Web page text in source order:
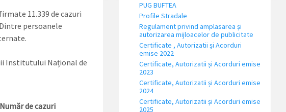
11.339 de cazuri
persoanele
Institutului Național de
Număr de cazuri
PUG BUFTEA
Profile Stradale
Regulament privind amplasarea și
autorizarea mijloacelor de publicitate
Certificate , Autorizatii și Acorduri
emise 2022
Certificate, Autorizatii și Acorduri emise
2023
Certificate, Autorizatii și Acorduri emise
2024
Certificate, Autorizatii și Acorduri emise
2025